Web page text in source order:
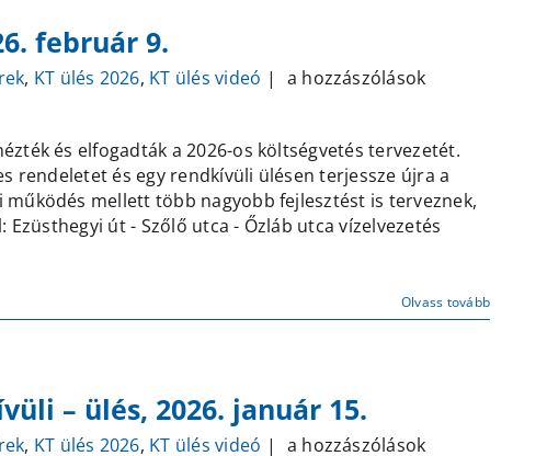
február 9.
, KT ülés 2026, KT ülés videó |
Képviselő
–
2026.
február
9.
a hozzászólások
és elfogadták a 2026-os költségvetés tervezetét.
rendeletet és egy rendkívüli ülésen terjessze újra a
mellett több nagyobb fejlesztést is terveznek,
út - Szőlő utca - Őzláb utca vízelvezetés
Olvass tovább
– ülés, 2026. január 15.
, KT ülés 2026, KT ülés videó |
Képviselő
a hozzászólások